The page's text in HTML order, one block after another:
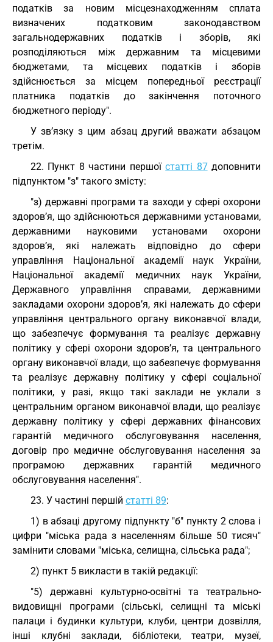
податків за новим місцезнаходженням сплата
визначених податковим законодавством
загальнодержавних податків і зборів, які
розподіляються між державним та місцевими
бюджетами, та місцевих податків і зборів
здійснюється за місцем попередньої реєстрації
платника податків до закінчення поточного
бюджетного періоду".
У зв’язку з цим абзац другий вважати абзацом
третім.
22. Пункт 8 частини першоїстатті 87доповнити
підпунктом "з" такого змісту:
"з) державні програми та заходи у сфері охорони
здоров’я, що здійснюються державними установами,
державними науковими установами охорони
здоров’я, які належать відповідно до сфери
управління Національної академії наук України,
Національної академії медичних наук України,
Державного управління справами, державними
закладами охорони здоров’я, які належать до сфери
управління центрального органу виконавчої влади,
що забезпечує формування та реалізує державну
політику у сфері охорони здоров’я, та центрального
органу виконавчої влади, що забезпечує формування
та реалізує державну політику у сфері соціальної
політики, у разі, якщо такі заклади не уклали з
центральним органом виконавчої влади, що реалізує
державну політику у сфері державних фінансових
гарантій медичного обслуговування населення,
договір про медичне обслуговування населення за
програмою державних гарантій медичного
обслуговування населення".
23. У частині першій статті 89:
1) в абзаці другому підпункту "б" пункту 2 слова і
цифри "міська рада з населенням більше 50 тисяч"
замінити словами "міська, селищна, сільська рада";
2) пункт 5 викласти в такій редакції:
"5) державні культурно-освітні та театрально-
видовищні програми (сільські, селищні та міські
палаци і будинки культури, клуби, центри дозвілля,
інші клубні заклади, бібліотеки, театри, музеї,